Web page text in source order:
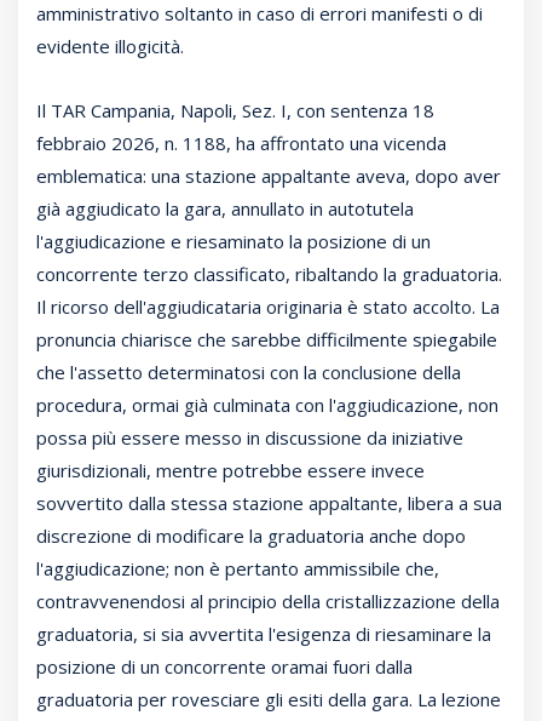
amministrativo soltanto in caso di errori manifesti o di
evidente illogicità.
Il TAR Campania, Napoli, Sez. I, con sentenza 18
febbraio 2026, n. 1188, ha affrontato una vicenda
emblematica: una stazione appaltante aveva, dopo aver
già aggiudicato la gara, annullato in autotutela
l'aggiudicazione e riesaminato la posizione di un
concorrente terzo classificato, ribaltando la graduatoria.
Il ricorso dell'aggiudicataria originaria è stato accolto. La
pronuncia chiarisce che sarebbe difficilmente spiegabile
che l'assetto determinatosi con la conclusione della
procedura, ormai già culminata con l'aggiudicazione, non
possa più essere messo in discussione da iniziative
giurisdizionali, mentre potrebbe essere invece
sovvertito dalla stessa stazione appaltante, libera a sua
discrezione di modificare la graduatoria anche dopo
l'aggiudicazione; non è pertanto ammissibile che,
contravvenendosi al principio della cristallizzazione della
graduatoria, si sia avvertita l'esigenza di riesaminare la
posizione di un concorrente oramai fuori dalla
graduatoria per rovesciare gli esiti della gara. La lezione